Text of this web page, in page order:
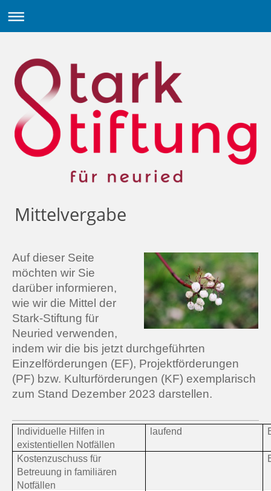
Mittelvergabe
Auf dieser Seite
möchten wir Sie
darüber informieren,
wie wir die Mittel der
Stark-Stiftung für
Neuried verwenden,
indem wir die bis jetzt durchgeführten
Einzelförderungen (EF), Projektförderungen
(PF) bzw. Kulturförderungen (KF) exemplarisch
zum Stand Dezember 2023 darstellen.
Individuelle Hilfen in
existentiellen Notfällen
laufend
Kostenzuschuss für
Betreuung in familiären
Notfällen